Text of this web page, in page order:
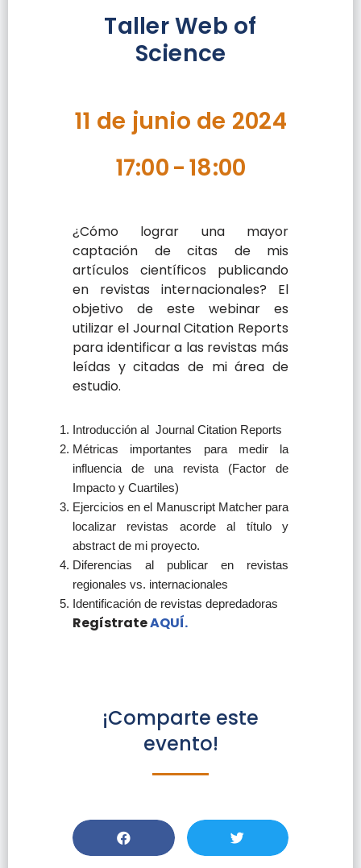
Taller Web of
Science
11 de junio de 2024
17:00-18:00
¿Cómo lograr una mayor
captación de citas de mis
artículos científicos publicando
en revistas internacionales? El
objetivo de este webinar es
utilizar el Journal Citation Reports
para identificar a las revistas más
leídas y citadas de mi área de
estudio.
Introducción al Journal Citation Reports
Métricas importantes para medir la
influencia de una revista (Factor de
Impacto y Cuartiles)
Ejercicios en el Manuscript Matcher para
localizar revistas acorde al título y
abstract de mi proyecto.
Diferencias al publicar en revistas
regionales vs. internacionales
Identificación de revistas depredadoras
RegístrateAQUÍ.
¡Comparte este
evento!